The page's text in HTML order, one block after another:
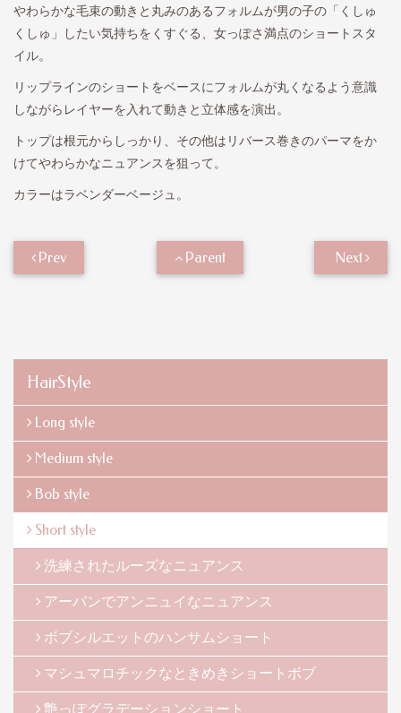
やわらかな毛束の動きと丸みのあるフォルムが男の子の「くしゅ
くしゅ」したい気持ちをくすぐる、女っぽさ満点のショートスタ
イル。
リップラインのショートをベースにフォルムが丸くなるよう意識
しながらレイヤーを入れて動きと立体感を演出。
トップは根元からしっかり、その他はリバース巻きのパーマをか
けてやわらかなニュアンスを狙って。
カラーはラベンダーベージュ。
Prev Parent Next
HairStyle
Long style
Medium style
Bob style
Short style
洗練されたルーズなニュアンス
アーバンでアンニュイなニュアンス
ボブシルエットのハンサムショート
マシュマロチックなときめきショートボブ
艶っぽグラデーションショート